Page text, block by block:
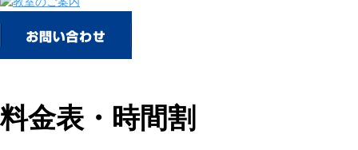
料金表・時間割